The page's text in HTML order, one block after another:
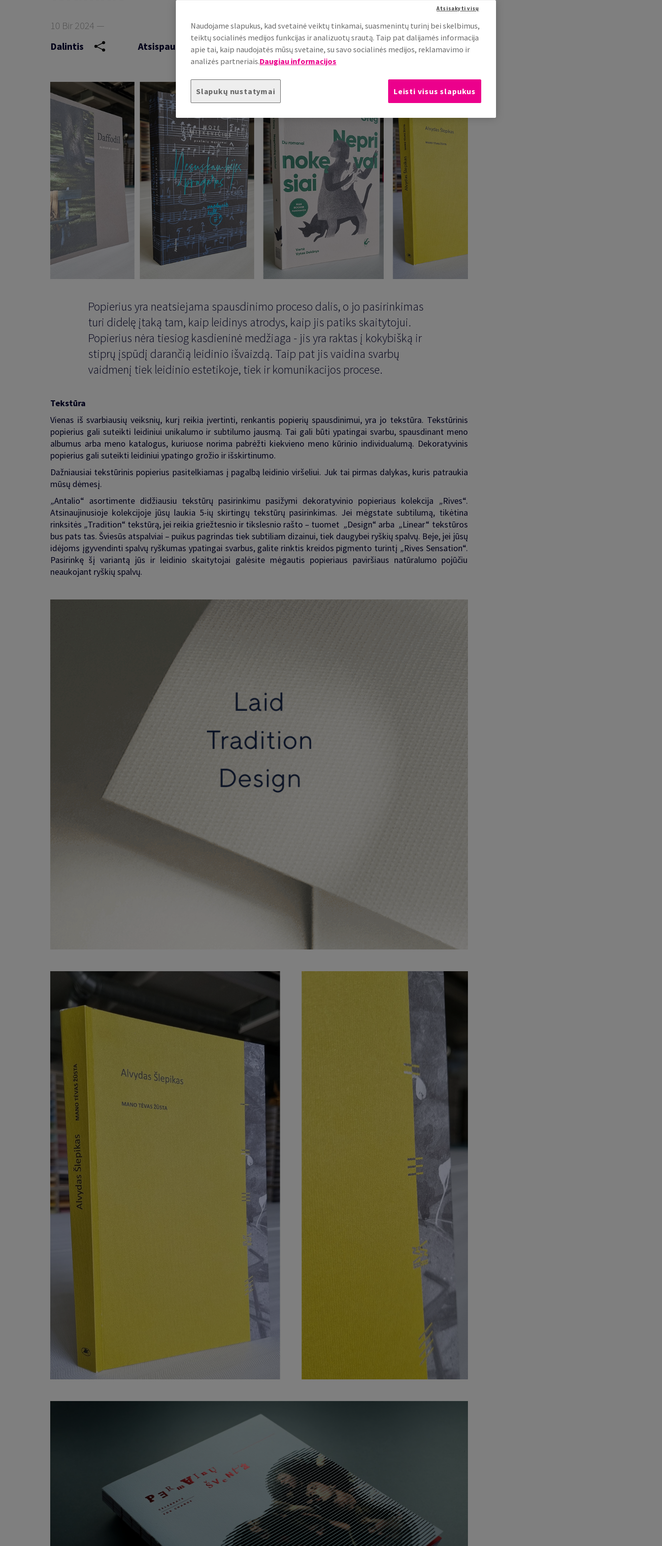
10 Bir 2024 —
Dalintis
Atsispausdinti
Popierius yra neatsiejama spausdinimo proceso dalis, o jo pasirinkimas
turi didelę įtaką tam, kaip leidinys atrodys, kaip jis patiks skaitytojui.
Popierius nėra tiesiog kasdieninė medžiaga - jis yra raktas į kokybišką ir
stiprų įspūdį darančią leidinio išvaizdą. Taip pat jis vaidina svarbų
vaidmenį tiek leidinio estetikoje, tiek ir komunikacijos procese.
Tekstūra
Vienas iš svarbiausių veiksnių, kurį reikia įvertinti, renkantis popierių spausdinimui, yra jo tekstūra. Tekstūrinis
popierius gali suteikti leidiniui unikalumo ir subtilumo jausmą. Tai gali būti ypatingai svarbu, spausdinant meno
albumus arba meno katalogus, kuriuose norima pabrėžti kiekvieno meno kūrinio individualumą. Dekoratyvinis
popierius gali suteikti leidiniui ypatingo grožio ir išskirtinumo.
Dažniausiai tekstūrinis popierius pasitelkiamas į pagalbą leidinio viršeliui. Juk tai pirmas dalykas, kuris patraukia
mūsų dėmesį.
„Antalio“ asortimente didžiausiu tekstūrų pasirinkimu pasižymi dekoratyvinio popieriaus kolekcija „Rives“.
Atsinaujinusioje kolekcijoje jūsų laukia 5-ių skirtingų tekstūrų pasirinkimas. Jei mėgstate subtilumą, tikėtina
rinksitės „Tradition“ tekstūrą, jei reikia griežtesnio ir tikslesnio rašto – tuomet „Design“ arba „Linear“ tekstūros
bus pats tas. Šviesūs atspalviai – puikus pagrindas tiek subtiliam dizainui, tiek daugybei ryškių spalvų. Beje, jei jūsų
idėjoms įgyvendinti spalvų ryškumas ypatingai svarbus, galite rinktis kreidos pigmento turintį „Rives Sensation“.
Pasirinkę šį variantą jūs ir leidinio skaitytojai galėsite mėgautis popieriaus paviršiaus natūralumo pojūčiu
neaukojant ryškių spalvų.
Naudojame slapukus, kad svetainė veiktų tinkamai, suasmenintų turinį bei skelbimus,
teiktų socialinės medijos funkcijas ir analizuotų srautą. Taip pat dalijamės informacija
apie tai, kaip naudojatės mūsų svetaine, su savo socialinės medijos, reklamavimo ir
analizės partneriais.Daugiau informacijos
Slapukų nustatymai
Atsisakyti visų
Leisti visus slapukus